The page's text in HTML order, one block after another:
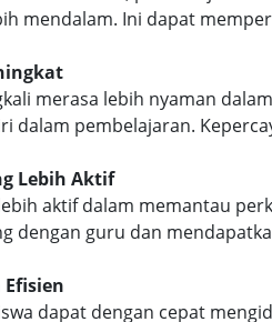
mendalam. Ini dapat
merasa lebih nyaman
dalam pembelajaran.
Lebih Aktif
aktif dalam memantau
dengan guru dan
dapat dengan cepat